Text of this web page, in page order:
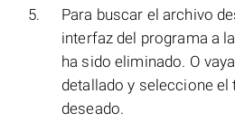
Para buscar el archivo
interfaz del programa a
ha sido eliminado. O
detallado y seleccione el
deseado.